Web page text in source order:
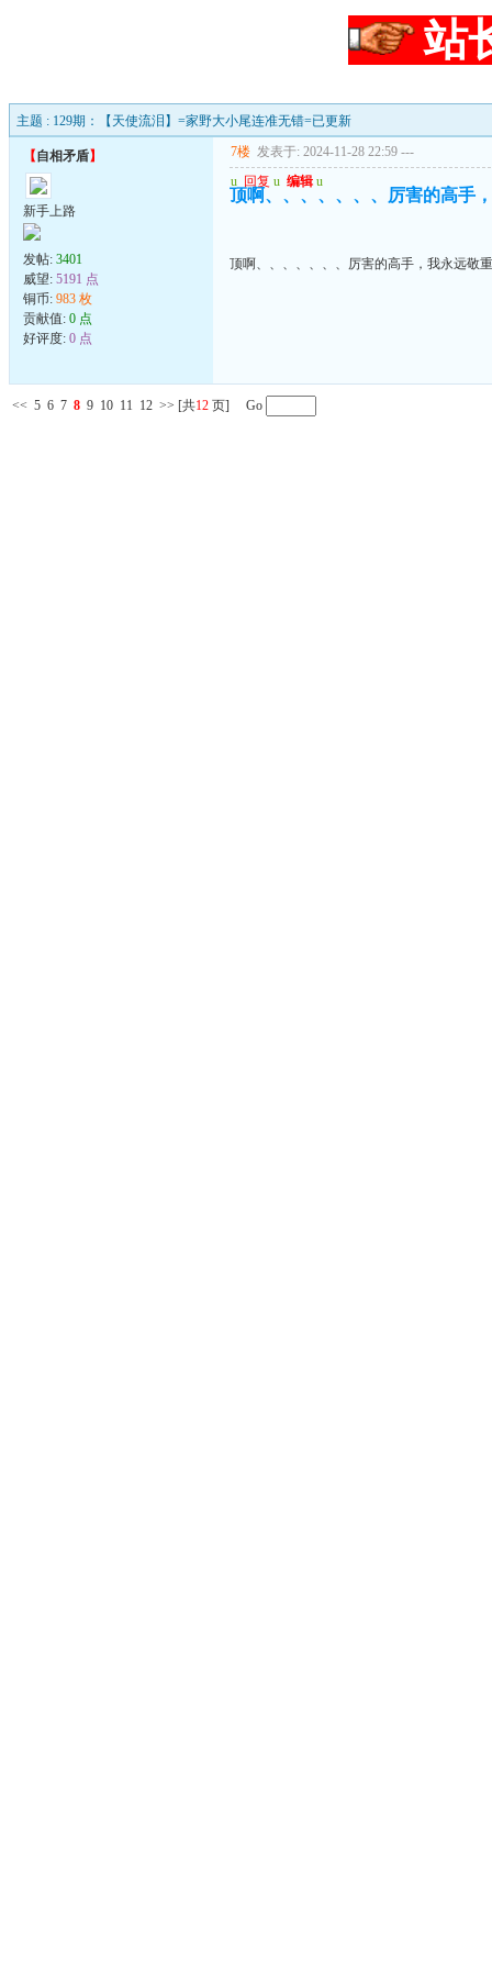
站
主题 : 129期：【天使流泪】=家野大小尾连准无错=已更新
【自相矛盾】
新手上路
发帖: 3401
威望: 5191 点
铜币: 983 枚
贡献值: 0 点
好评度: 0 点
7楼 发表于: 2024-11-28 22:59 ---
u 回复 u 编辑 u
顶啊、、、、、、、厉害的高手
顶啊、、、、、、、厉害的高手，我永远敬
<< 5 6 7 8 9 10 11 12 >> [共12 页] Go